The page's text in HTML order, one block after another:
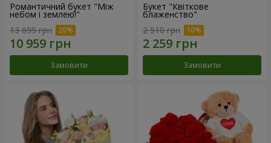
Романтичний букет "Між
небом і землею!"
13 699 грн
Замовити
Букет "Квіткове
блаженство"
2 510 грн
Замовити